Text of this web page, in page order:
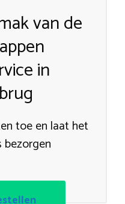
van de
in
toe en laat het
bezorgen